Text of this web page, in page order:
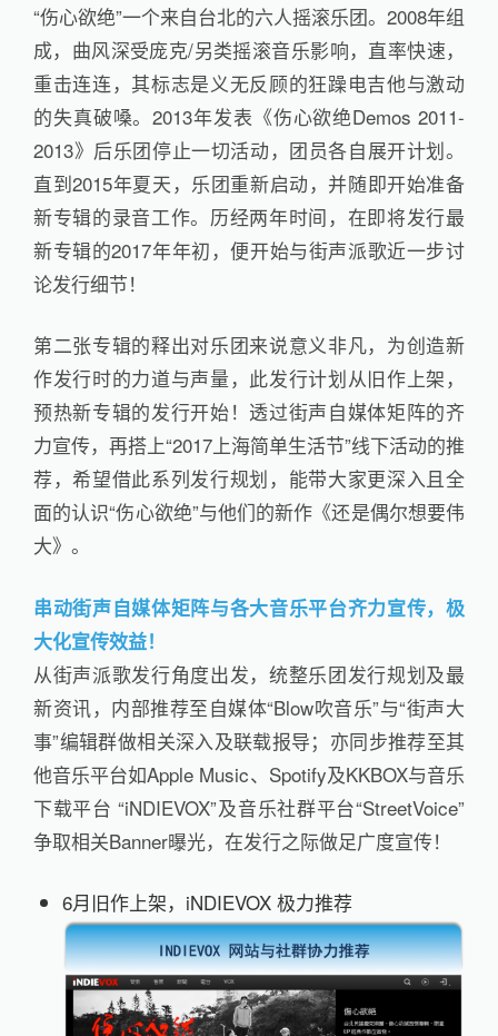
“伤心欲绝”一个来自台北的六人摇滚乐团。2008年组
成，曲风深受庞克/另类摇滚音乐影响，直率快速，
重击连连，其标志是义无反顾的狂躁电吉他与激动
的失真破嗓。2013年发表《伤心欲绝Demos 2011-
2013》后乐团停止一切活动，团员各自展开计划。
直到2015年夏天，乐团重新启动，并随即开始准备
新专辑的录音工作。历经两年时间，在即将发行最
新专辑的2017年年初，便开始与街声派歌近一步讨
论发行细节！
第二张专辑的释出对乐团来说意义非凡，为创造新
作发行时的力道与声量，此发行计划从旧作上架，
预热新专辑的发行开始！透过街声自媒体矩阵的齐
力宣传，再搭上“2017上海简单生活节”线下活动的推
荐，希望借此系列发行规划，能带大家更深入且全
面的认识“伤心欲绝”与他们的新作《还是偶尔想要伟
大》。
串动街声自媒体矩阵与各大音乐平台齐力宣传，极
大化宣传效益！
从街声派歌发行角度出发，统整乐团发行规划及最
新资讯，内部推荐至自媒体“Blow吹音乐”与“街声大
事”编辑群做相关深入及联载报导；亦同步推荐至其
他音乐平台如Apple Music、Spotify及KKBOX与音乐
下载平台 “iNDIEVOX”及音乐社群平台“StreetVoice”
争取相关Banner曝光，在发行之际做足广度宣传！
6月旧作上架，iNDIEVOX 极力推荐